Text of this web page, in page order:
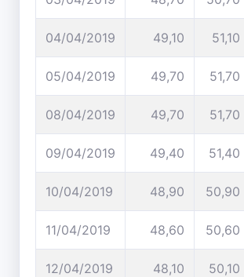
04/04/2019 49,10 51,10
05/04/2019 49,70 51,70
08/04/2019 49,70 51,70
09/04/2019 49,40 51,40
10/04/2019 48,90 50,90
11/04/2019 48,60 50,60
12/04/2019 48,10 50,10